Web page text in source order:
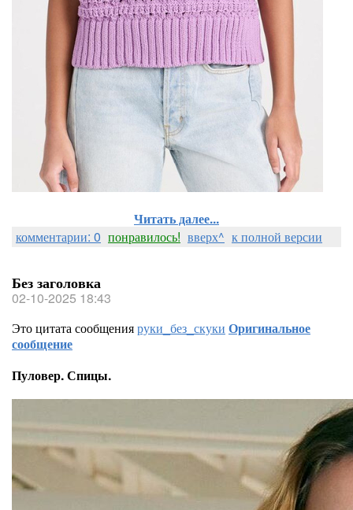
Читать далее...
комментарии: 0 понравилось! вверх^ к полной версии
Без заголовка
02-10-2025 18:43
Это цитата сообщенияруки_без_скуки Оригинальное
сообщение
Пуловер. Спицы.